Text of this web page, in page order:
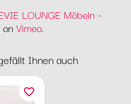
LOUNGE Möbeln -
on Vimeo.
Ihnen auch
favorite_border